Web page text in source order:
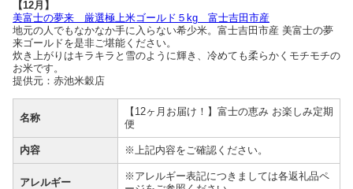
【12月】
美富士の夢来 厳選極上米ゴールド５kg 富士吉田市産
地元の人でもなかなか手に入らない希少米。富士吉田市産 美富士の夢
来ゴールドを是非ご堪能ください。
炊き上がりはキラキラと雪のように輝き、冷めても柔らかくモチモチの
お米です。
提供元：赤池米穀店
名称
【12ヶ月お届け！】富士の恵み お楽しみ定期
便
内容 ※上記内容をご確認ください。
アレルギー
※アレルギー表記につきましては各返礼品ペ